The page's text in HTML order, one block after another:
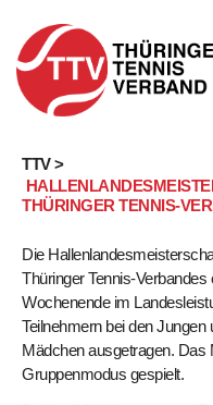
Skip
content
TTV >
THÜRINGER TENNIS-
Die
Thüringer Tennis-
Wochenende im
Teilnehmern bei den Jungen
Mädchen ausgetragen. Das
Gruppenmodus gespielt.